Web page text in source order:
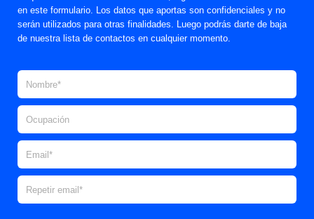
en este formulario. Los datos que aportas son confidenciales y no
serán utilizados para otras finalidades. Luego podrás darte de baja
de nuestra lista de contactos en cualquier momento.